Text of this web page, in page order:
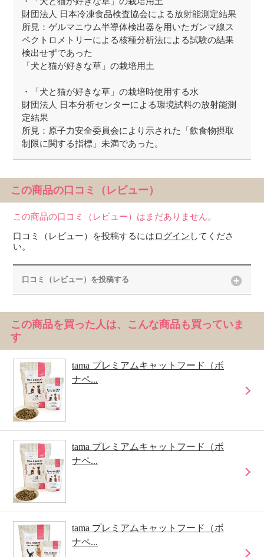
財団法人 日本冷凍食品検査協会による放射能測定結果
所見：ゲルマニウム半導体検出器を用いたガンマ線ス
ペクトロメトリーによる核種分析法による試験の結果
検出せずであった
「犬と猫が好きな草」の栽培用土
・「犬と猫が好きな草」の栽培時使用する水
財団法人 日本分析センターによる環境試料の放射能測
定結果
所見：原子力安全委員会により示された「飲食物摂取
制限に関する指標」未満であった。
この商品の口コミ（レビュー）
この商品の口コミ（レビュー）はまだありません。
口コミ（レビュー）を投稿するにはログイン してくださ
い。
口コミ（レビュー）を投稿する
この商品を買った人は、こんな商品も買っていま
す
tama プレミアムキャットフード（ボ
ナペ...
tama プレミアムキャットフード（ボ
ナペ...
tama プレミアムキャットフード（ボ
ナペ...